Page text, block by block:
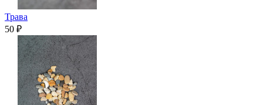
Трава
50 ₽